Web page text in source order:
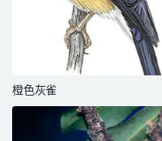
橙色灰雀